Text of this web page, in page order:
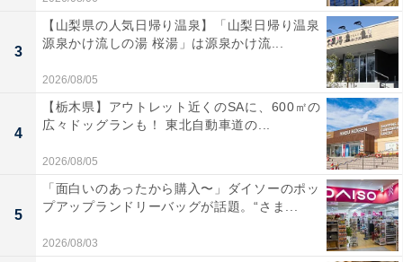
他の星座の運勢も見る
【6月の運勢】おひつじ座（牡羊座）
3
【山梨県の人気日帰り温泉】「山梨日帰り温泉
源泉かけ流しの湯 桜湯」は源泉かけ流...
2026/08/05
4
【栃木県】アウトレット近くのSAに、600㎡の
広々ドッグランも！ 東北自動車道の...
2026/08/05
5
「面白いのあったから購入〜」ダイソーのポッ
プアップランドリーバッグが話題。“さま...
2026/08/03